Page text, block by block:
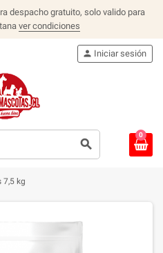
despacho gratuito, solo valido para
ver condiciones
search
person Iniciar sesión
0
7,5 kg